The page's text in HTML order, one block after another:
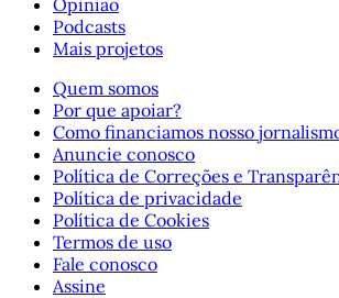
Podcasts
Mais projetos
Quem somos
Por que apoiar?
Como financiamos nosso
Anuncie conosco
Política de Correções e
Política de privacidade
Política de Cookies
Termos de uso
Fale conosco
Assine